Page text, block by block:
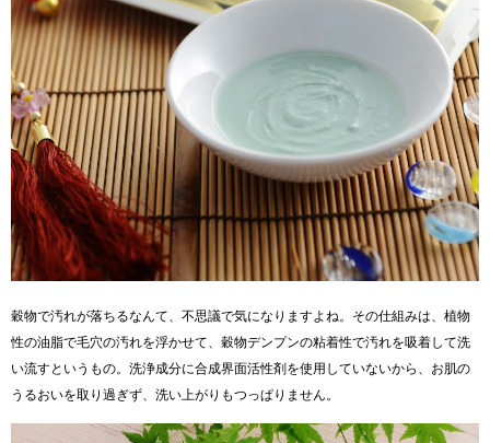
穀物で汚れが落ちるなんて、不思議で気になりますよね。その仕組みは、植物
性の油脂で毛穴の汚れを浮かせて、穀物デンプンの粘着性で汚れを吸着して洗
い流すというもの。洗浄成分に合成界面活性剤を使用していないから、お肌の
うるおいを取り過ぎず、洗い上がりもつっぱりません。